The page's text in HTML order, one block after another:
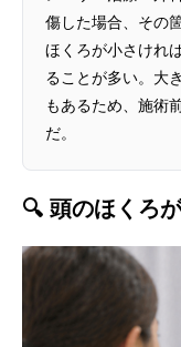
傷した場合、その
ほくろが小さけれ
ることが多い。大
もあるため、施術
だ。
🔍 頭のほくろ